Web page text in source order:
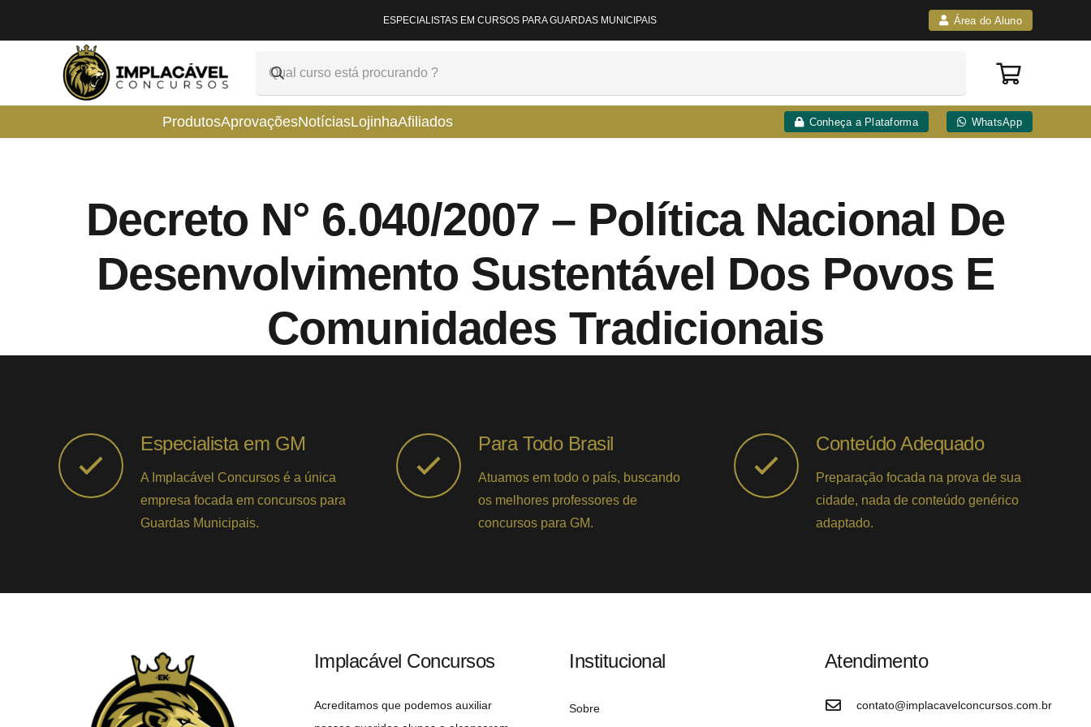
ESPECIALISTAS EM CURSOS PARA GUARDAS MUNICIPAIS Área do Aluno
ProdutosAprovaçõesNotíciasLojinhaAfiliados Conheça a Plataforma WhatsApp
Decreto N° 6.040/2007 – Política Nacional De
Desenvolvimento Sustentável Dos Povos E
Comunidades Tradicionais
Especialista em GM
A Implacável Concursos é a única
empresa focada em concursos para
Guardas Municipais.
Para Todo Brasil
Atuamos em todo o país, buscando
os melhores professores de
concursos para GM.
Conteúdo Adequado
Preparação focada na prova de sua
cidade, nada de conteúdo genérico
adaptado.
Implacável Concursos
Acreditamos que podemos auxiliar
Institucional
Sobre
Atendimento
contato@implacavelconcursos.com.br